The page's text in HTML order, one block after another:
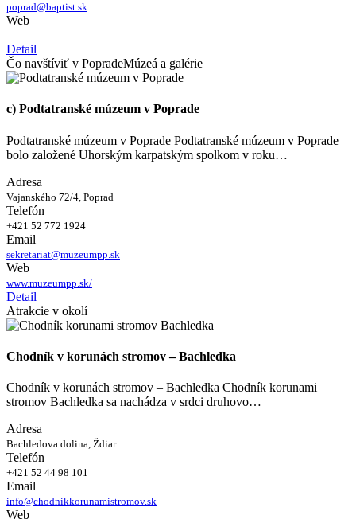
poprad@baptist.sk
Web
Detail
Čo navštíviť v PopradeMúzeá a galérie
c) Podtatranské múzeum v Poprade
Podtatranské múzeum v Poprade Podtatranské múzeum v Poprade
bolo založené Uhorským karpatským spolkom v roku…
Adresa
Vajanského 72/4, Poprad
Telefón
+421 52 772 1924
Email
sekretariat@muzeumpp.sk
Web
www.muzeumpp.sk/
Detail
Atrakcie v okolí
Chodník v korunách stromov – Bachledka
Chodník v korunách stromov – Bachledka Chodník korunami
stromov Bachledka sa nachádza v srdci druhovo…
Adresa
Bachledova dolina, Ždiar
Telefón
+421 52 44 98 101
Email
info@chodnikkorunamistromov.sk
Web